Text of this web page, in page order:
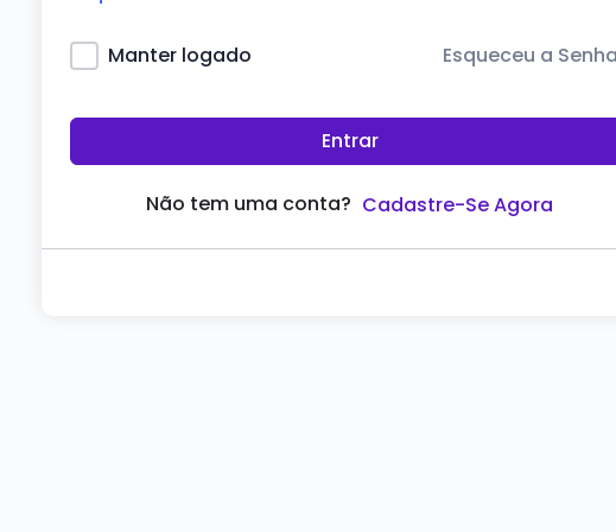
Manter logado Esqueceu a
Entrar
Não tem uma conta? Cadastre-Se Agora